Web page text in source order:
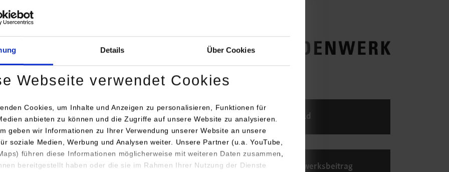
Details Über Cookies
Webseite verwendet Cookies
Cookies, um Inhalte und Anzeigen zu personalisieren, Funktionen für
anbieten zu können und die Zugriffe auf unsere Website zu analysieren.
geben wir Informationen zu Ihrer Verwendung unserer Website an unsere
soziale Medien, Werbung und Analysen weiter. Unsere Partner (u.a. YouTube,
führen diese Informationen möglicherweise mit weiteren Daten zusammen,
bereitgestellt haben oder die sie im Rahmen Ihrer Nutzung der Dienste
und betreut auch die
Kinder Geld
Essen/Mensa/Speiseplan Studierendenwerksbeitrag